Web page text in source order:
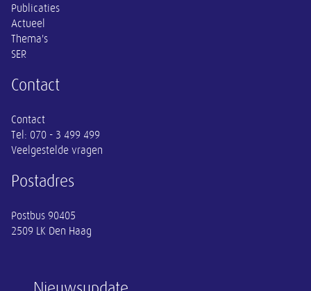
Publicaties
Actueel
Thema's
SER
Contact
Contact
Tel: 070 - 3 499 499
Veelgestelde vragen
Postadres
Postbus 90405
2509 LK Den Haag